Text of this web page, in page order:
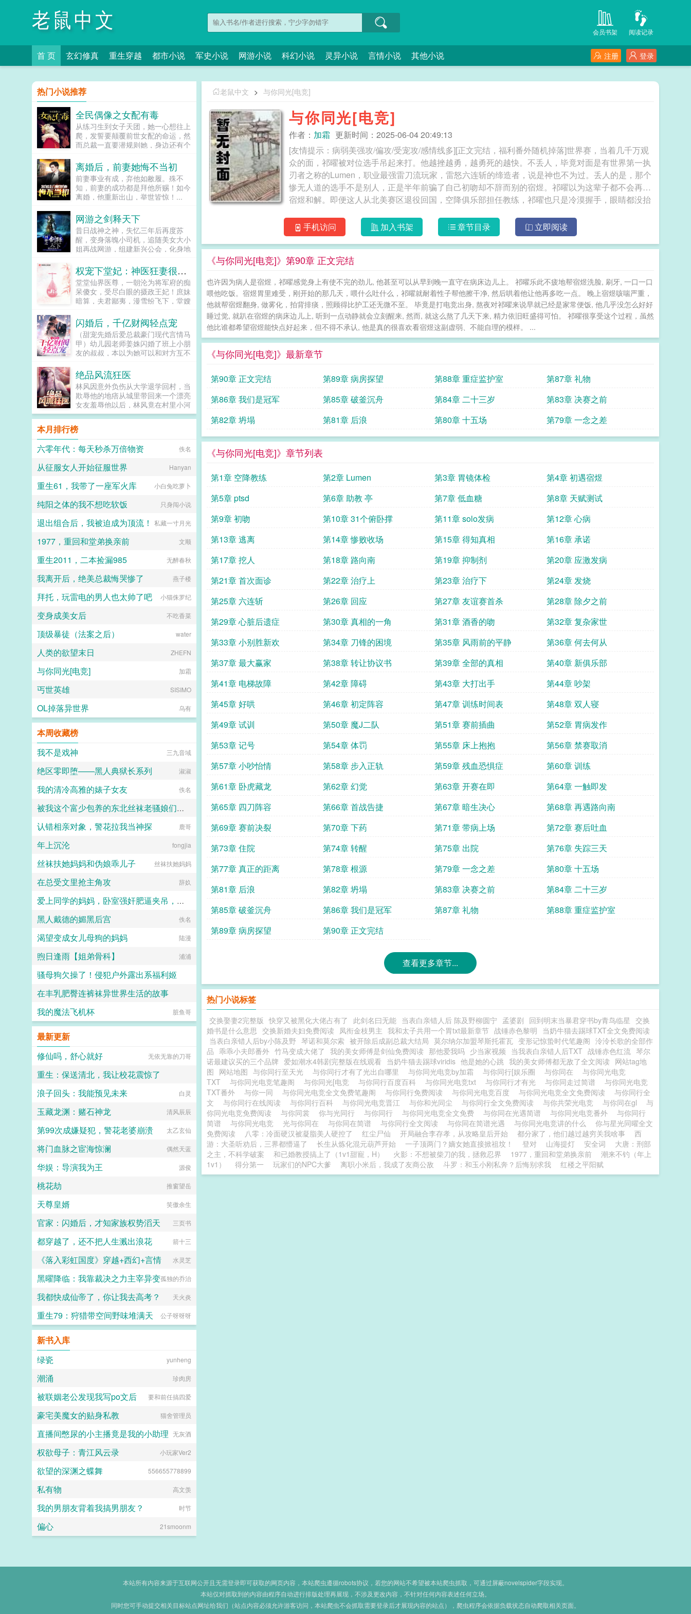
老鼠中文 阅读记录
会员书架
首 页 玄幻修真 重生穿越 都市小说 军史小说 网游小说 科幻小说 灵异小说 言情小说 其他小说 登录
注册
老鼠中文 > 与你同光[电竞]
与你同光[电竞]
作者： 加霜 更新时间：2025-06-04 20:49:13
[友情提示：病弱美强攻/偏攻/受宠攻/感情线多][正文完结，福利番外随机掉落]世界赛，当着几千万观
众的面，祁曜被对位选手吊起来打。他越挫越勇，越勇死的越快。不丢人，毕竟对面是有世界第一执
刃者之称的Lumen，职业最强雷刀流玩家，雷怒六连斩的缔造者，说是神也不为过。丢人的是，那个
惨无人道的选手不是别人，正是半年前骗了自己初吻却不辞而别的宿煜。祁曜以为这辈子都不会再和
宿煜和解。即便这人从北美赛区退役回国，空降俱乐部担任教练，祁曜也只是冷漠握手，眼睛都没抬
在他面前发病，一拳砸碎了镜子，手上胳膊上都是血。祁曜张口就骂：“你tm没病吧！”却见宿煜靠着
墙壁颓然往下滑，他摘下几乎一年四季佩戴的腕带，露出新旧叠加的伤痕，怆然道：“我是病了…”祁
曜盯着他的手腕无法呼吸，“什…什么时候…”“很早了。”“有多早？”“遇到你之前。”一个就快看不到光
的人，却幻想着能带别人走出黑暗。【食用指南】①病弱美人攻（宿煜）×桀骜不驯受（祁曜）②攻
文，游戏瞎编（玩过一系列游戏融合），攻有病，病也瞎编⑤不喜欢直接点×⑥当初选主攻并不知道
是视角，这本是双视角，选主攻是因为故事是围绕攻展开的，并且我更偏爱攻，喜欢受宠攻 与你同光
[电竞]
手机访问 加入书架 章节目录 立即阅读
《与你同光[电竞]》第90章 正文完结
也许因为病人是宿煜，祁曜感觉身上有使不完的劲儿, 他甚至可以从早到晚一直守在病床边儿上。 祁曜乐此不疲地帮宿煜洗脸, 刷牙, 一口一口
喂他吃饭。宿煜胃里难受，刚开始的那几天，喂什么吐什么，祁曜就耐着性子帮他擦干净, 然后哄着他让他再多吃一点。 晚上宿煜咳喘严重，
他就帮宿煜翻身, 做雾化，拍背排痰，照顾得比护工还无微不至。 毕竟是打电竞出身, 熬夜对祁曜来说早就已经是家常便饭, 他几乎没怎么好好
睡过觉, 就趴在宿煜的病床边儿上, 听到一点动静就会立刻醒来, 然而, 就这么熬了几天下来, 精力依旧旺盛得可怕。 祁曜很享受这个过程，虽然
他比谁都希望宿煜能快点好起来，但不得不承认, 他是真的很喜欢看宿煜这副虚弱、不能自理的模样。 ...
《与你同光[电竞]》最新章节
第90章 正文完结 第89章 病房探望 第88章 重症监护室
第87章 礼物
第86章 我们是冠军
第85章 破釜沉舟 第84章 二十三岁
第83章 决赛之前
第82章 坍塌
第81章 后浪 第80章 十五场 第79章 一念之差
《与你同光[电竞]》章节列表
第1章 空降教练 第2章 Lumen 第3章 胃镜体检
第4章 初遇宿煜
第5章 ptsd
第6章 助教 亭 第7章 低血糖
第8章 天赋测试
第9章 初吻
第10章 31个俯卧撑 第11章 solo发病
第12章 心病
第13章 逃离
第14章 惨败收场 第15章 得知真相
第16章 承诺
第17章 挖人
第18章 路向南 第19章 抑制剂
第20章 应激发病
第21章 首次面诊
第22章 治疗上 第23章 治疗下
第24章 发烧
第25章 六连斩
第26章 回应 第27章 友谊赛首杀
第28章 除夕之前
第29章 心脏后遗症
第30章 真相的一角 第31章 酒香的吻
第32章 复杂家世
第33章 小别胜新欢
第34章 刀锋的困境 第35章 风雨前的平静
第36章 何去何从
第37章 最大赢家
第38章 转让协议书 第39章 全部的真相
第40章 新俱乐部
第41章 电梯故障
第42章 障碍 第43章 大打出手
第44章 吵架
第45章 好哄
第46章 初定阵容 第47章 训练时间表
第48章 双人寝
第49章 试训
第50章 魔J二队 第51章 赛前插曲
第52章 胃病发作
第53章 记号
第54章 体罚 第55章 床上抱抱
第56章 禁赛取消
第57章 小吵怡情
第58章 步入正轨 第59章 残血恐惧症
第60章 训练
第61章 卧虎藏龙
第62章 幻觉 第63章 开赛在即
第64章 一触即发
第65章 四刀阵容
第66章 首战告捷 第67章 暗生决心
第68章 再遇路向南
第69章 赛前决裂
第70章 下药 第71章 带病上场
第72章 赛后吐血
第73章 住院
第74章 转醒 第75章 出院
第76章 失踪三天
第77章 真正的距离
第78章 根源 第79章 一念之差
第80章 十五场
第81章 后浪
第82章 坍塌 第83章 决赛之前
第84章 二十三岁
第85章 破釜沉舟
第86章 我们是冠军 第87章 礼物
第88章 重症监护室
第89章 病房探望
第90章 正文完结
查看更多章节...
热门小说标签
交换娶妻2完整版 快穿又被黑化大佬占有了 此剑名曰无能 当表白亲错人后 陈及野柳圆宁 孟婆剧 回到明末当暴君穿书by青鸟临星 交换
婚书是什么意思 交换新婚夫妇免费阅读 凤衔金枝男主 我和太子共用一个胃txt最新章节 战锤赤色黎明 当奶牛猫去踢球TXT全文免费阅读
当表白亲错人后by小陈及野 琴诺和莫尔索 被开除后成副总裁大结局 莫尔纳尔加盟琴斯托霍瓦 变形记惊蛰时代笔趣阁 泠泠长歌的全部作
品 乖乖小夫郎番外 竹马变成大佬了 我的美女师傅是剑仙免费阅读 那他爱我吗 少当家视频 当我表白亲错人后TXT 战锤赤色红流 琴尔
诺最建议买的三个品牌 爱如潮水4韩剧完整版在线观看 当奶牛猫去踢球viridis 他是她的心跳 我的美女师傅都无敌了全文阅读 网站tag地
图 网站地图 与你同行至天光 与你同行才有了光出自哪里 与你同光电竞by加霜 与你同行[娱乐圈 与你同在
与你同光电竞
TXT
与你同光电竞笔趣阁 与你同光[电竞 与你同行百度百科 与你同光电竞txt 与你同行才有光 与你同走过简谱
与你同光电竞
TXT番外
与你一同 与你同光电竞全文免费笔趣阁 与你同行免费阅读 与你同光电竞百度 与你同光电竞全文免费阅读
与你同行全
文
与你同行在线阅读 与你同行百科 与你同光电竞晋江 与你和光同尘 与你同行全文免费阅读 与你共荣光电竞 与你同在gl
与
你同光电竞免费阅读
与你同裳 你与光同行 与你同行 与你同光电竞全文免费 与你同在光遇简谱 与你同光电竞番外
与你同行
简谱
与你同光电竞 光与你同在 与你同在简谱 与你同行全文阅读 与你同在简谱光遇 与你同光电竞讲的什么
你与星光同曜全文
免费阅读
八零：冷面硬汉被凝脂美人硬控了 红尘尸仙 开局融合李存孝，从攻略皇后开始 都分家了，他们越过越穷关我啥事
西
游：大圣听劝后，三界都懵逼了
长生从炼化混元葫芦开始 一子顶两门？嫡女她直接掀祖坟！ 登对 山海提灯 安全词
大唐：刑部
之主，不科学破案
和已婚教授搞上了（1v1甜寵，H） 火影：不想被柴刀的我，拯救忍界 1977，重回和堂弟换亲前
潮来不钓（年上
1v1）
得分第一 玩家们的NPC大爹 离职小米后，我成了友商公敌 斗罗：和玉小刚私奔？后悔别求我 红楼之平阳赋
热门小说推荐
全民偶像之女配有毒
从练习生到女子天团，她一心想往上
爬，发誓要颠覆前世女配的命运，然
而总裁一直要潜规则她，身边还有个
离婚后，前妻她悔不当初
前妻事业有成，弃他如敝履。殊不
知，前妻的成功都是拜他所赐！如今
离婚，他重新出山，举世皆惊！...
网游之剑释天下
昔日战神之神，失忆三年后再度苏
醒，变身落魄小司机，追随美女大小
姐再战网游，组建新兴公会，化身地
者归来…...
权宠下堂妃：神医狂妻很嚣张
堂堂仙界医尊，一朝沦为将军府的痴
呆傻女，受尽白眼的摄政王妃！庶妹
暗算，夫君鄙夷，漫雪纷飞下，堂嫂
忆全复，一双素手，医死人肉白骨。
两袖轻挥，整个京城为之颤抖。誓要
让欺她辱她之人，付出惨痛代价！传
说，她嫁给摄政王，是她八辈子修来
的福气，殊不知人间我玩腻了，休书
阳光道，你只能走独木桥，要是越
线，休怪我不客气！摄政王赶紧扶着
自家的娇妻乖，别闹，小心动了胎
气...
闪婚后，千亿财阀轻点宠
（甜宠先婚后爱总裁豪门现代言情马
甲）幼儿园老师姜姝闪婚了班上小朋
友的叔叔，本以为她可以和对方互不
到首付的钱。谁知闪婚老公似乎本事
不小，每次在她遇到困境的时候，对
方总能及时给于帮助。而且自从闪婚
后，她微博上那位从不发言的粉丝，
似乎跟她互动多了起来，慢慢的，她
的微博账号成为大V，她在上班之余
有了一笔额外的收入。就在她攒齐首
付准备买房离开时，那位闪婚老公带
着一块市中心的地皮签购协议过来，
说道你想要多少套房子，我建给你，
你一天住一套。姜姝这才发现，自己
闪婚了本地一个大财阀，且那个大财
阀就是她那个牛皮糖一样的微博粉
丝。...
绝品风流狂医
林风因意外负伤从大学退学回村，当
欺辱他的地痞从城里带回来一个漂亮
女友羞辱他以后，林风竟在村里小河
意外得到了古老传承，无相诀。自此
以后，且看林风嬉戏花丛，逍遥都
市！...
本月排行榜
六零年代：每天秒杀万倍物资
佚名
从征服女人开始征服世界 Hanyan
重生61，我带了一座军火库 小白兔吃萝卜
纯阳之体的我不想吃软饭 只身闯小说
退出组合后，我被迫成为顶流！ 私藏一寸月光
1977，重回和堂弟换亲前 文顺
重生2011，二本捡漏985 无醉春秋
我离开后，绝美总裁悔哭惨了 燕子楼
拜托，玩雷电的男人也太帅了吧 小猫侏罗纪
变身成美女后 不吃香菜
顶级暴徒（法案之后） water
人类的欲望末日 ZHEFN
与你同光[电竞] 加霜
丐世英雄 SISIMO
OL掉落异世界 乌有
本周收藏榜
我不是戏神
三九音域
绝区零即堕——黑人典狱长系列 淑淑
我的清冷高雅的婊子女友 佚名
被我这个富少包养的东北丝袜老骚娘们（无绿改）
超能逗士
认错相亲对象，警花拉我当神探 鹿哥
年上沉沦 fongjia
丝袜扶她妈妈和伪娘乖儿子 丝袜扶她妈妈
在总受文里抢主角攻 辞奺
爱上同学的妈妈，卧室强奸肥逼夹吊，屁眼射满，直肠灌精！
西地那非
黑人戴德的媚黑后宫 佚名
渴望变成女儿母狗的妈妈 陆漫
煦日逢雨【姐弟骨科】 浦浦
骚母狗欠操了！侵犯户外露出系福利姬
西陵吹雨
在丰乳肥臀连裤袜异世界生活的故事
情话微甜
我的魔法飞机杯 脏鱼哥
最新更新
修仙吗，舒心就好
无依无靠的刀哥
重生：保送清北，我让校花震惊了
追着落日看银河
浪子回头：我能预见未来 白灵
玉藏龙渊：赌石神龙 清风辰辰
第99次成嫌疑犯，警花老婆崩溃 太乙玄仙
将门血脉之宦海惊澜 偶然天蓝
华娱：导演我为王 源俊
桃花劫 推窗望岳
天尊皇婿 笑傲余生
官家：闪婚后，才知家族权势滔天 三页书
都穿越了，还不把人生溅出浪花 箭十三
《落入彩虹国度》穿越+西幻+言情 水灵芝
黑曜降临：我靠裁决之力主宰异变孤独的乔治
我都快成仙帝了，你让我去高考？ 天火炎
重生79：狩猎带空间野味堆满天 公子呀呀呀
新书入库
绿瓷
yunheng
潮涌 珍肉房
被联姻老公发现我写po文后 要和前任搞四爱
豪宅美魔女的贴身私教 猫舍管理员
直播间憋尿的小主播竟是我的小助理 无灰酒
权欲母子：青江风云录 小玩家Ver2
欲望的深渊之蝶舞 556655778899
私有物 高文羡
我的男朋友背着我搞男朋友？ 时节
偏心 21smoonm
本站所有内容来源于互联网公开且无需登录即可获取的网页内容，本站爬虫遵循robots协议，若您的网站不希望被本站爬虫抓取，可通过屏蔽novelspider字段实现。
本站仅对抓取到的内容由程序自动进行排版处理再展现，不涉及更改内容，不针对任何内容表述任何立场。
同时您可手动提交相关目标站点网址给我们（站点内容必须允许游客访问，本站爬虫不会抓取需要登录后才展现内容的站点），爬虫程序会依据负载状态自动爬取相关页面。